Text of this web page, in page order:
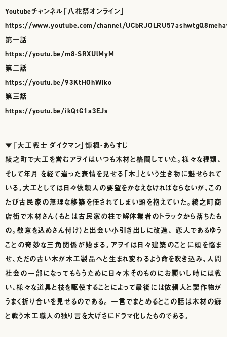
Youtubeチャンネル「八花祭オンライン」
https://www.youtube.com/channel/
第一話
https://youtu.be/m8-SRXUlMyM
第二話
https://youtu.be/93KtHOhWIko
第三話
https://youtu.be/ikQtG1a3EJs
▼「大工戦士 ダイクマン」慷概・あらすじ
綾之町で大工を営むアヲイはいつも木材と格闘していた。様々な種類、
そして年月 を経て違った表情を見せる「木」という生き物に魅せられて
いる。大工としては日々依頼人の要望をかなえなければならないが、この
たび古民家の無理な移築を任されてしまい頭を抱えていた。綾之町商
店街で木材さん（もとは古民家の柱で解体業者のトラックから落ちたも
の。敬意を込めさん付け）と出会い小引き出しに改造、 恋人であるゆう
ことの奇妙な三角関係が始まる。アヲイは日々建築のことに頭を悩ま
せ、ただの古い木が木工製品へと生まれ変わるよう命を吹き込み、人間
社会の一部になってもらうために日々木そのものにお願いし時には戦
い、様々な道具と技を駆使することによって最後には依頼人と製作物が
うまく折り合いを見せるのである。 一言でまとめるとこの話は木材の癖
と戦う木工職人の独り言を大げさにドラマ化したものである。